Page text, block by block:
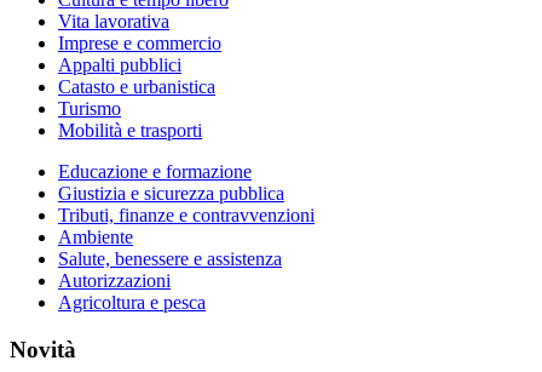
Vita lavorativa
Imprese e commercio
Appalti pubblici
Catasto e urbanistica
Turismo
Mobilità e trasporti
Educazione e formazione
Giustizia e sicurezza pubblica
Tributi, finanze e contravvenzioni
Ambiente
Salute, benessere e assistenza
Autorizzazioni
Agricoltura e pesca
Novità